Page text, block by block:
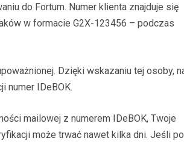
do Fortum. Numer klienta znajduje się
w formacie G2X-123456 – podczas
Dzięki wskazaniu tej osoby,
numer IDeBOK.
mailowej z numerem IDeBOK, Twoje
może trwać nawet kilka dni. Jeśli po